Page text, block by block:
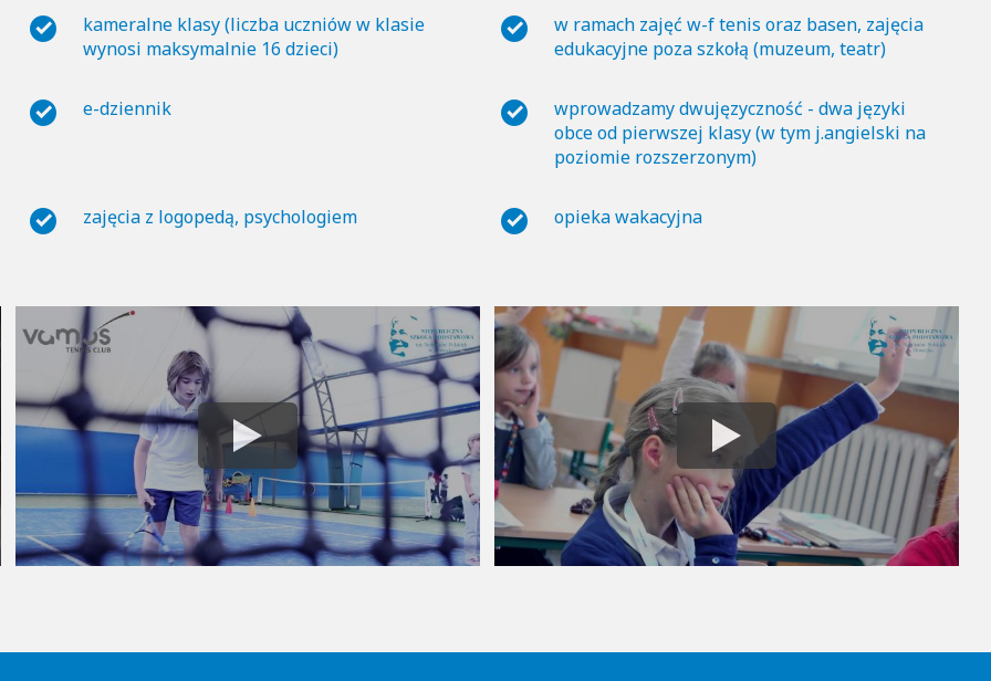
kameralne klasy (liczba uczniów w klasie
wynosi maksymalnie 16 dzieci)
w ramach zajęć w-f tenis oraz basen, zajęcia
edukacyjne poza szkołą (muzeum, teatr)
e-dziennik
wprowadzamy dwujęzyczność - dwa języki
obce od pierwszej klasy (w tym j.angielski na
poziomie rozszerzonym)
zajęcia z logopedą, psychologiem opieka wakacyjna